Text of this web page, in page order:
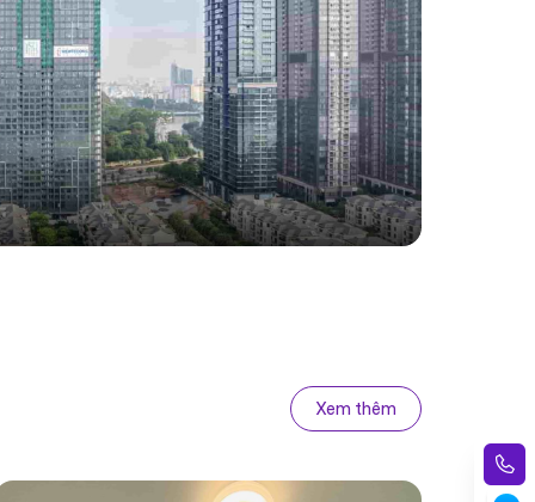
Xem thêm